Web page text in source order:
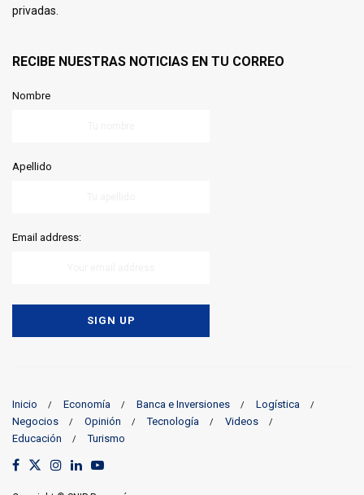
privadas.
RECIBE NUESTRAS NOTICIAS EN TU CORREO
Nombre
Apellido
Email address:
Inicio Economía Banca e Inversiones
Logística
Negocios
Opinión Tecnología
Videos
Educación
Turismo